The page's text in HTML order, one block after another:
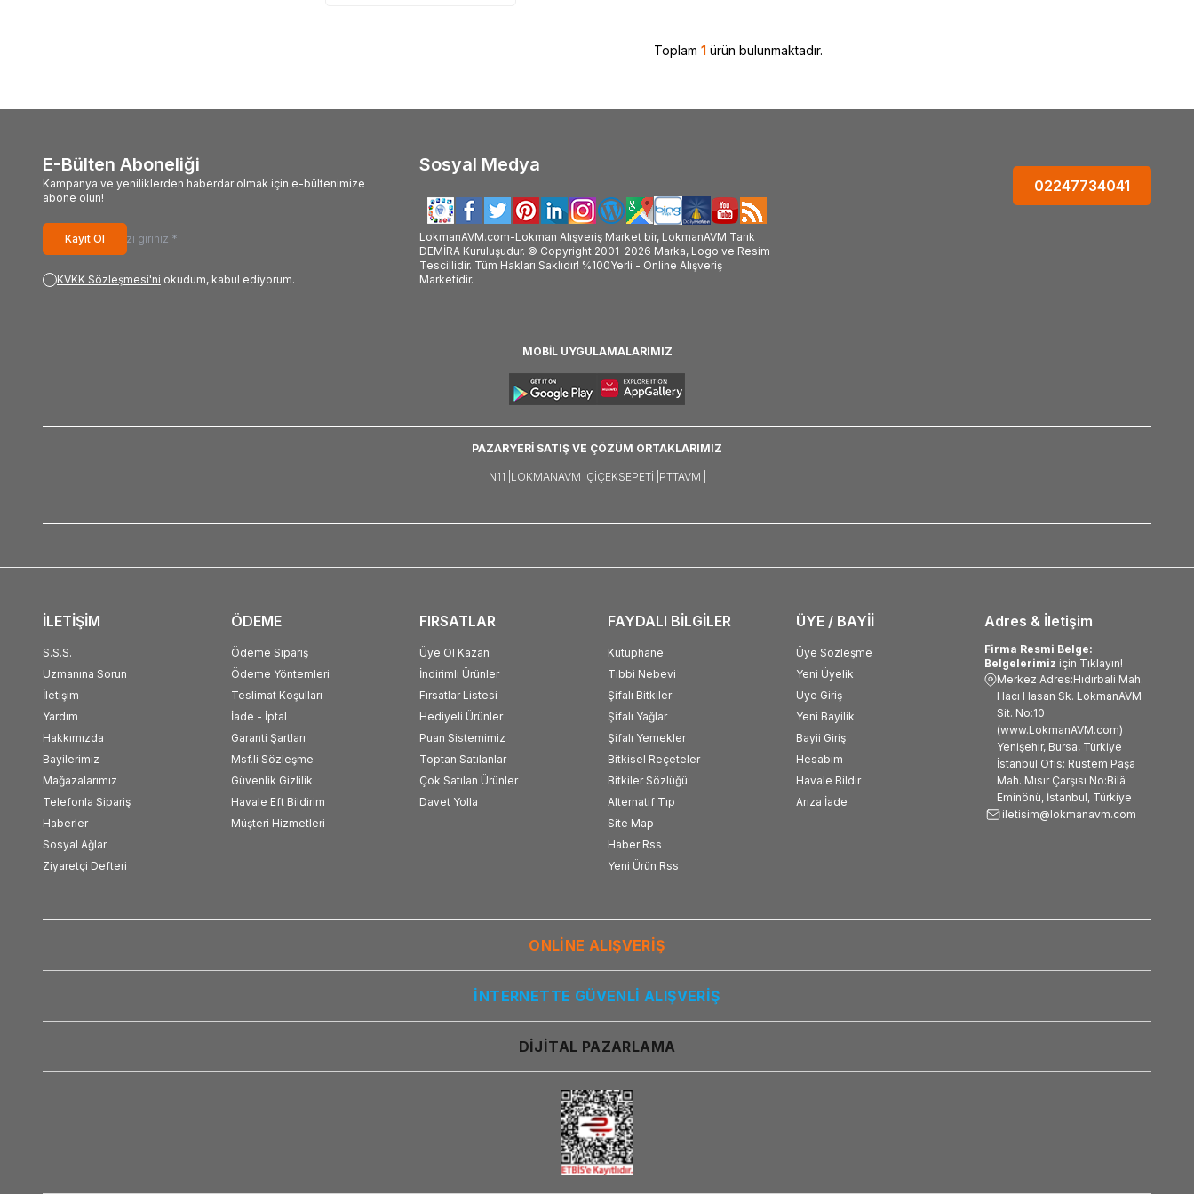
Toplam 1 ürün bulunmaktadır.
E-Bülten Aboneliği
Kampanya ve yeniliklerden haberdar olmak için e-bültenimize
abone olun!
Kayıt Ol
KVKK Sözleşmesi'ni okudum, kabul ediyorum.
Sosyal Medya
LokmanAVM.com-Lokman Alışveriş Market bir, LokmanAVM Tarık
DEMİRA Kuruluşudur. © Copyright 2001-2026 Marka, Logo ve Resim
Tescillidir. Tüm Hakları Saklıdır! %100Yerli - Online Alışveriş
Marketidir.
02247734041
MOBİL UYGULAMALARIMIZ
PAZARYERİ SATIŞ VE ÇÖZÜM ORTAKLARIMIZ
N11 | LOKMANAVM | ÇIÇEKSEPETI | PTTAVM |
Adres & İletişim
Firma Resmi Belge:
Belgelerimiz için Tıklayın!
Merkez Adres:Hıdırbali Mah.
Hacı Hasan Sk. LokmanAVM
Sit. No:10
(www.LokmanAVM.com)
Yenişehir, Bursa, Türkiye
İstanbul Ofis: Rüstem Paşa
Mah. Mısır Çarşısı No:Bilâ
Eminönü, İstanbul, Türkiye
iletisim@lokmanavm.com
İLETİŞİM
S.S.S.
Uzmanına Sorun
İletişim
Yardım
Hakkımızda
Bayilerimiz
Mağazalarımız
Telefonla Sipariş
Haberler
Sosyal Ağlar
Ziyaretçi Defteri
ÖDEME
Ödeme Sipariş
Ödeme Yöntemleri
Teslimat Koşulları
İade - İptal
Garanti Şartları
Msf.li Sözleşme
Güvenlik Gizlilik
Havale Eft Bildirim
Müşteri Hizmetleri
FIRSATLAR
Üye Ol Kazan
İndirimli Ürünler
Fırsatlar Listesi
Hediyeli Ürünler
Puan Sistemimiz
Toptan Satılanlar
Çok Satılan Ürünler
Davet Yolla
FAYDALI BİLGİLER
Kütüphane
Tıbbi Nebevi
Şifalı Bitkiler
Şifalı Yağlar
Şifalı Yemekler
Bitkisel Reçeteler
Bitkiler Sözlüğü
Alternatif Tıp
Site Map
Haber Rss
Yeni Ürün Rss
ÜYE / BAYİİ
Üye Sözleşme
Yeni Üyelik
Üye Giriş
Yeni Bayilik
Bayii Giriş
Hesabım
Havale Bildir
Arıza İade
ONLİNE ALIŞVERİŞ
İNTERNETTE GÜVENLİ ALIŞVERİŞ
DİJİTAL PAZARLAMA